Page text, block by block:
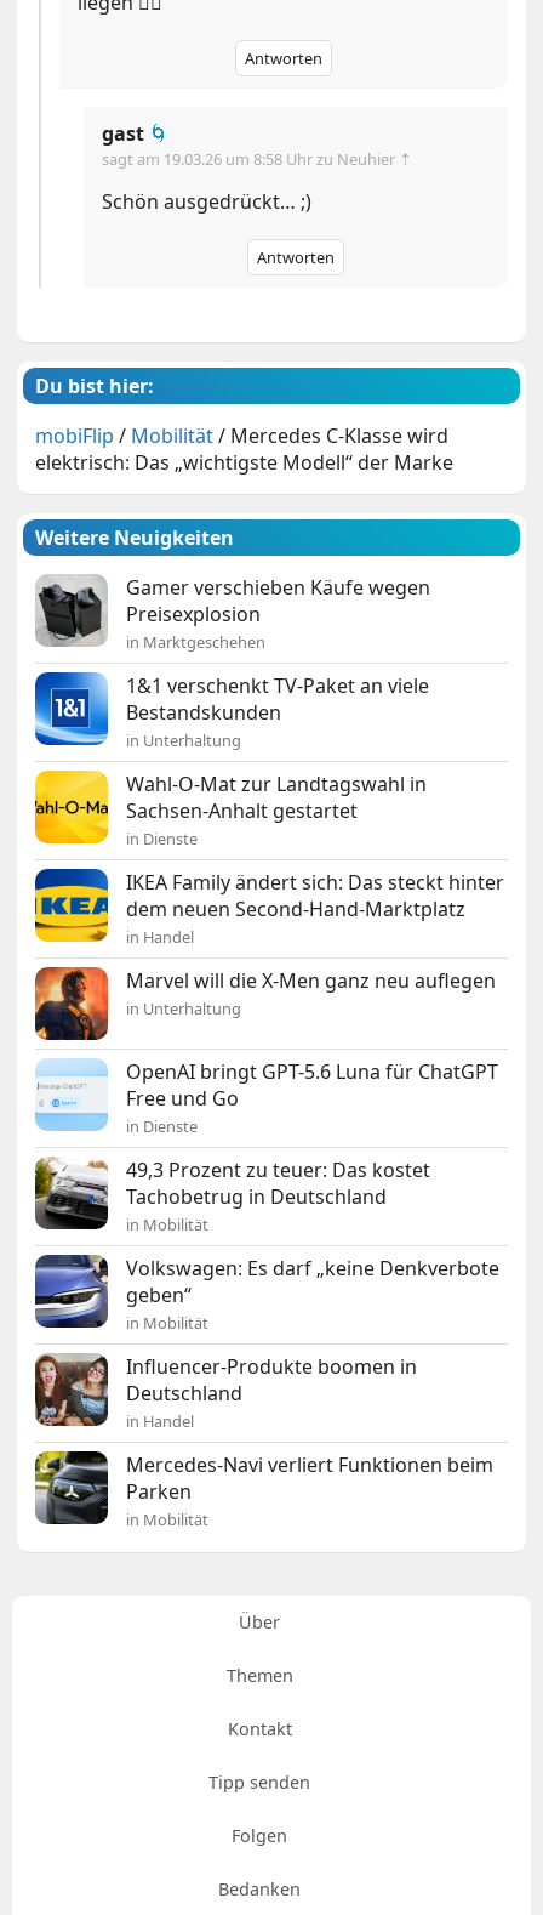
Antworten
gast 🌀
sagt am 19.03.26 um 8:58 Uhr zu Neuhier ⇡
Schön ausgedrückt… ;)
Antworten
Du bist hier:
mobiFlip / Mobilität/ Mercedes C-Klasse wird
elektrisch: Das „wichtigste Modell“ der Marke
Weitere Neuigkeiten
Gamer verschieben Käufe wegen
Preisexplosion
in Marktgeschehen
1&1 verschenkt TV-Paket an viele
Bestandskunden
in Unterhaltung
Wahl-O-Mat zur Landtagswahl in
Sachsen-Anhalt gestartet
in Dienste
IKEA Family ändert sich: Das steckt hinter
dem neuen Second-Hand-Marktplatz
in Handel
Marvel will die X-Men ganz neu auflegen
in Unterhaltung
OpenAI bringt GPT-5.6 Luna für ChatGPT
Free und Go
in Dienste
49,3 Prozent zu teuer: Das kostet
Tachobetrug in Deutschland
in Mobilität
Volkswagen: Es darf „keine Denkverbote
geben“
in Mobilität
Influencer-Produkte boomen in
Deutschland
in Handel
Mercedes-Navi verliert Funktionen beim
Parken
in Mobilität
Über
Themen
Kontakt
Tipp senden
Folgen
Bedanken